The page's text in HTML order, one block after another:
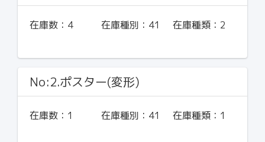
在庫数： 4 在庫種別： 41 在庫種類： 2
No:2.ポスター(変形)
在庫数： 1 在庫種別： 41 在庫種類： 1